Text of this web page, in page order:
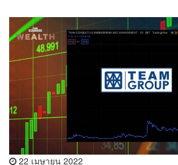
22 เมษายน 2022